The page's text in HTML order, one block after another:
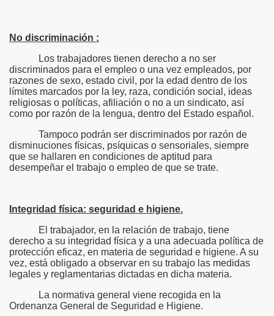
No discriminación :
Los trabajadores tienen derecho a no ser
discriminados para el empleo o una vez empleados, por
razones de sexo, estado civil, por la edad dentro de los
límites marcados por la ley, raza, condición social, ideas
religiosas o políticas, afiliación o no a un sindicato, así
como por razón de la lengua, dentro del Estado español.
Tampoco podrán ser discriminados por razón de
disminuciones físicas, psíquicas o sensoriales, siempre
que se hallaren en condiciones de aptitud para
desempeñar el trabajo o empleo de que se trate.
Integridad física: seguridad e higiene.
El trabajador, en la relación de trabajo, tiene
derecho a su integridad física y a una adecuada política de
protección eficaz, en materia de seguridad e higiene. A su
vez, está obligado a observar en su trabajo las medidas
legales y reglamentarias dictadas en dicha materia.
La normativa general viene recogida en la
Ordenanza General de Seguridad e Higiene.